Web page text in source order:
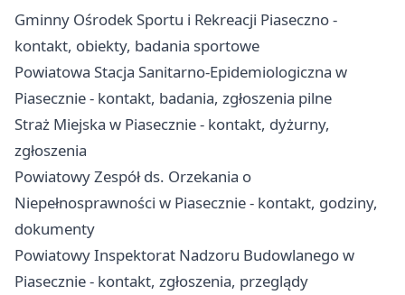
Gminny Ośrodek Sportu i Rekreacji Piaseczno -
kontakt, obiekty, badania sportowe
Powiatowa Stacja Sanitarno-Epidemiologiczna w
Piasecznie - kontakt, badania, zgłoszenia pilne
Straż Miejska w Piasecznie - kontakt, dyżurny,
zgłoszenia
Powiatowy Zespół ds. Orzekania o
Niepełnosprawności w Piasecznie - kontakt, godziny,
dokumenty
Powiatowy Inspektorat Nadzoru Budowlanego w
Piasecznie - kontakt, zgłoszenia, przeglądy